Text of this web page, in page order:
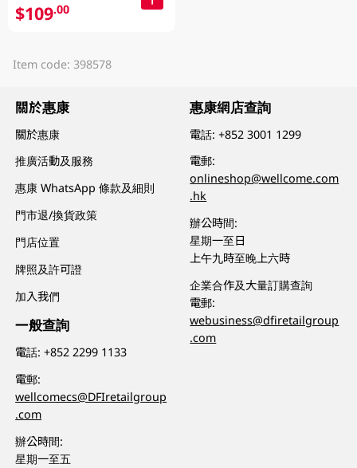
$109.00
Item code: 398578
關於惠康
關於惠康
推廣活動及服務
惠康 WhatsApp 條款及細則
門市退/換貨政策
門店位置
牌照及許可證
加入我們
一般查詢
電話:+852 2299 1133
電郵:
wellcomecs@DFIretailgroup
.com
辦公時間:
星期一至五
惠康網店查詢
電話:+852 3001 1299
電郵:
onlineshop@wellcome.com
.hk
辦公時間:
星期一至日
上午九時至晚上六時
企業合作及大量訂購查詢
電郵:
webusiness@dfiretailgroup
.com